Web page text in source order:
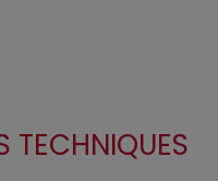
TECHNIQUES